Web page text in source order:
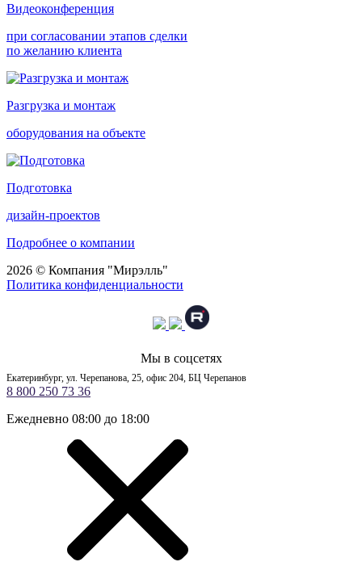
Видеоконференция
при согласовании этапов сделки
по желанию клиента
Разгрузка и монтаж
оборудования на объекте
Подготовка
дизайн-проектов
Подробнее о компании
2026 © Компания "Мирэлль"
Политика конфиденциальности
Мы в соцсетях
Екатеринбург, ул. Черепанова, 25, офис 204, БЦ Черепанов
8 800 250 73 36
Ежедневно 08:00 до 18:00